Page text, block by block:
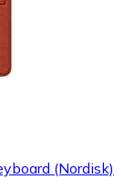
(Nordisk)